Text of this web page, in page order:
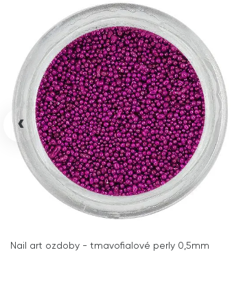
Nail art ozdoby - tmavofialové perly 0,5mm
‹